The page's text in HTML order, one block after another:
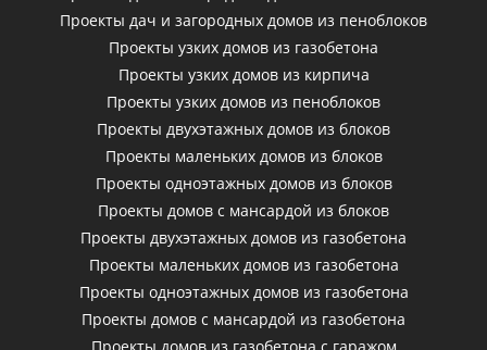
Проекты дач и загородных домов из пеноблоков
Проекты узких домов из газобетона
Проекты узких домов из кирпича
Проекты узких домов из пеноблоков
Проекты двухэтажных домов из блоков
Проекты маленьких домов из блоков
Проекты одноэтажных домов из блоков
Проекты домов с мансардой из блоков
Проекты двухэтажных домов из газобетона
Проекты маленьких домов из газобетона
Проекты одноэтажных домов из газобетона
Проекты домов с мансардой из газобетона